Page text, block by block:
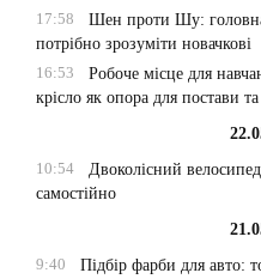
17:58
Шен проти Шу: головна
потрібно зрозуміти новачкові
16:53
Робоче місце для
крісло як опора для постави
10:54
Двоколісний
самостійно
9:40
Підбір фарби для авто: